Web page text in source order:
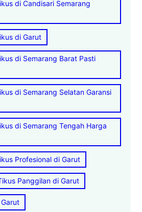
di Candisari Semarang
di Garut
di Semarang Barat Pasti
di Semarang Selatan Garansi
di Semarang Tengah Harga
Profesional di Garut
Panggilan di Garut